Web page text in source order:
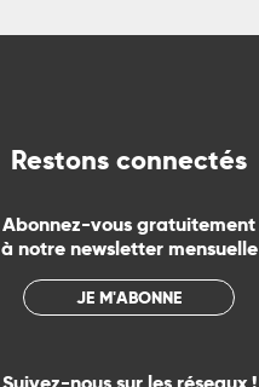
Restons connectés
Abonnez-vous gratuitement
à notre newsletter mensuelle
JE M'ABONNE